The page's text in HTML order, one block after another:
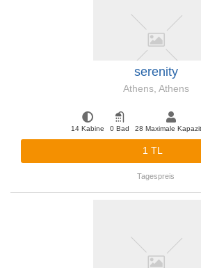
serenity
Athens, Athens
14 Kabine 0 Bad 28 Maximale
1 TL
Tagespreis